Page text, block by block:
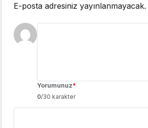
E-posta adresiniz yayınlanmayacak.
Yorumunuz*
0/30 karakter